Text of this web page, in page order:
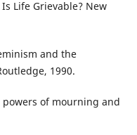
Is Life Grievable? New
and the
1990.
powers of mourning and